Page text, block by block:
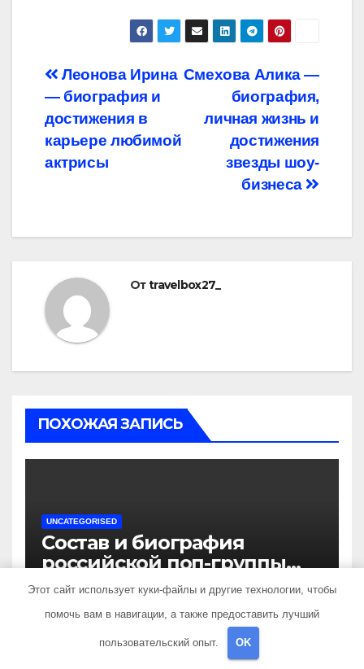
Навигация
по
записям
Смехова Алика —
биография,
личная жизнь и
достижения
звезды шоу-
бизнеса
Леонова Ирина
— биография и
достижения в
карьере любимой
актрисы
Отtravelbox27_
ПОХОЖАЯ ЗАПИСЬ
UNCATEGORISED
Состав и биография
российской поп-группы
«Иванушки интернешнл»
— история успеха, музыка
и судьбы участников
ДЕК 3, 2023 TRAVELBOX27_
Этот сайт использует куки-файлы и другие технологии, чтобы
помочь вам в навигации, а также предоставить лучший
пользовательский опыт. OK